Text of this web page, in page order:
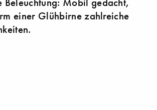
Beleuchtung: Mobil gedacht,
einer Glühbirne zahlreiche